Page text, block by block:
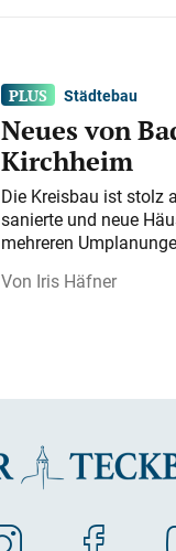
Städtebau
Neues von
Kirchheim
Die Kreisbau ist stolz
sanierte und neue
mehreren
Iris Häfner